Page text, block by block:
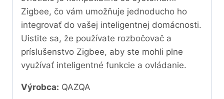
Zigbee, čo vám umožňuje jednoducho ho
integrovať do vašej inteligentnej domácnosti.
Uistite sa, že používate rozbočovač a
príslušenstvo Zigbee, aby ste mohli plne
využívať inteligentné funkcie a ovládanie.
Výrobca: QAZQA